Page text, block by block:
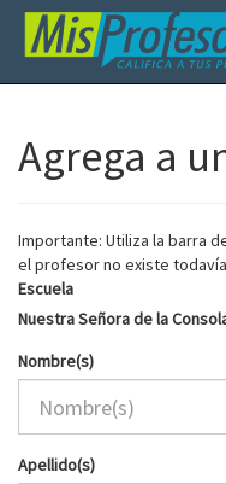
Agrega a
Importante: Utiliza la barra
el profesor no existe
Escuela
Nuestra Señora de la
Nombre(s)
Apellido(s)